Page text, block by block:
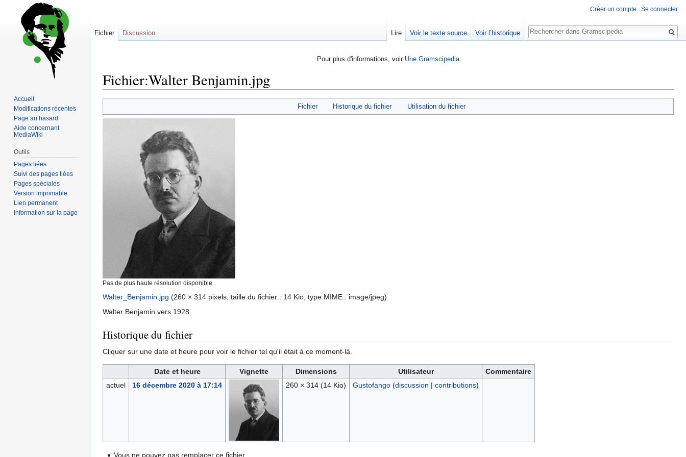
Pour plus d'informations, voir Une Gramscipedia
Fichier:Walter Benjamin.jpg
à
à
Fichier Historique du fichier Utilisation du fichier
Pas de plus haute résolution disponible.
Walter_Benjamin.jpg (260 × 314 pixels, taille du fichier : 14 Kio, type MIME : image/jpeg)
Walter Benjamin vers 1928
Historique du fichier
Cliquer sur une date et heure pour voir le fichier tel qu'il était à ce moment-là.
Date et heure Vignette Dimensions Utilisateur
Commentaire
actuel
16 décembre 2020 à 17:14 260 × 314 (14 Kio) Gustofango (discussion | contributions)
Vous ne pouvez pas remplacer ce fichier.
Créer un compte Se connecter
Fichier Discussion Lire Voir le texte source Voir l’historique
Rechercher
Accueil
Modifications récentes
Page au hasard
Aide concernant
MediaWiki
Outils
Pages liées
Suivi des pages liées
Pages spéciales
Version imprimable
Lien permanent
Information sur la page